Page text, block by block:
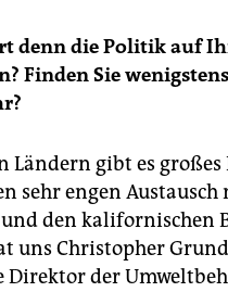
denn die Politik auf
Finden Sie
Ländern gibt es großes
sehr engen Austausch
den kalifornischen
uns Christopher
Direktor der